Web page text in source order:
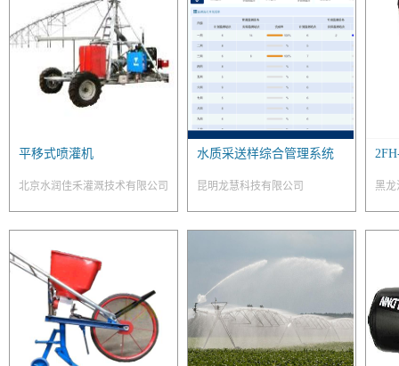
平移式喷灌机
北京水润佳禾灌溉技术有限公司
水质采送样综合管理系统
昆明龙慧科技有限公司 黑